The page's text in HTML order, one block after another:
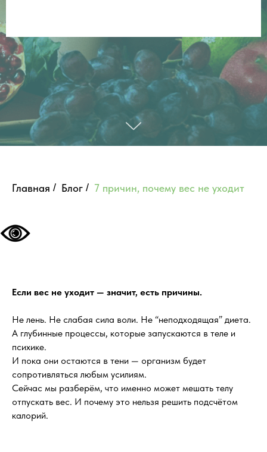
Главная / Блог / 7 причин, почему вес не уходит
Если вес не уходит — значит, есть причины.
Не лень. Не слабая сила воли. Не “неподходящая” диета.
А глубинные процессы, которые запускаются в теле и
психике.
И пока они остаются в тени — организм будет
сопротивляться любым усилиям.
Сейчас мы разберём, что именно может мешать телу
отпускать вес. И почему это нельзя решить подсчётом
калорий.